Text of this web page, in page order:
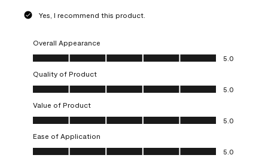
Yes, I recommend this product.
Overall Appearance
Overall Appearance, 5.0 out of 5
5.0
Quality of Product
Quality of Product, 5.0 out of 5
5.0
Value of Product
Value of Product, 5.0 out of 5
5.0
Ease of Application
Ease of Application, 5.0 out of 5
5.0